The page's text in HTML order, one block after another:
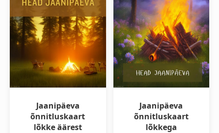
Jaanipäeva
õnnitluskaart
lõkke äärest
Jaanipäeva
õnnitluskaart
lõkkega